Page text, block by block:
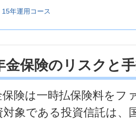
15年運用コース
金保険のリスクと
険は一時払保険料をフ
対象である投資信託は、